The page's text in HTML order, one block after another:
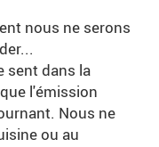
nous ne serons
sent dans la
l'émission
Nous ne
ou au